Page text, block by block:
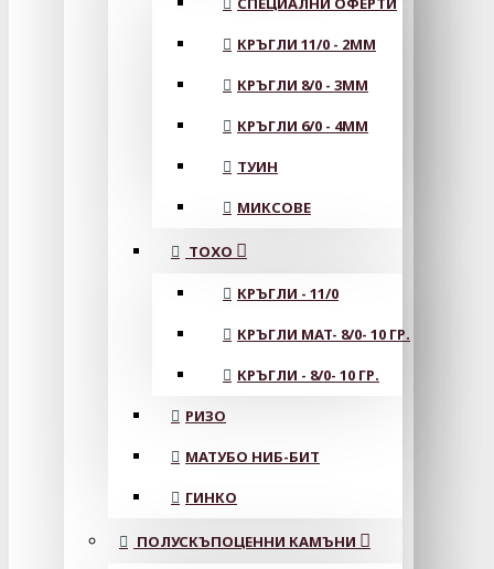
КРЪГЛИ 11/0 - 2MM
КРЪГЛИ 8/0 - 3MM
КРЪГЛИ 6/0 - 4MM
ТУИН
МИКСОВЕ
ТОХО
КРЪГЛИ - 11/0
КРЪГЛИ MAT- 8/0- 10 ГР.
КРЪГЛИ - 8/0- 10 ГР.
РИЗО
МАТУБО НИБ-БИТ
ГИНКО
ПОЛУСКЪПОЦЕННИ КАМЪНИ